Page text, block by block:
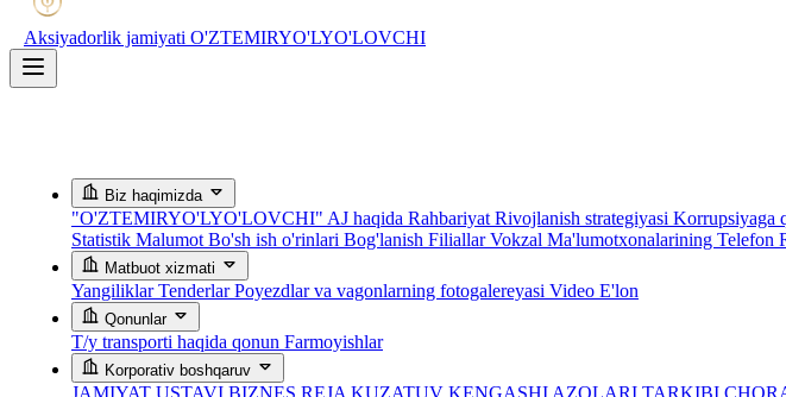
Aksiyadorlik jamiyati O'ZTEMIRYO'LYO'LOVCHI
Biz haqimizda
"O'ZTEMIRYO'LYO'LOVCHI" AJ haqida Rahbariyat Rivojlanish strategiyasi Korrupsiyaga
Statistik Malumot Bo'sh ish o'rinlari Bog'lanish FiliallarVokzal Ma'lumotxonalarining Telefon
Matbuot xizmati
YangiliklarTenderlarPoyezdlar va vagonlarning fotogalereyasi Video E'lon
Qonunlar
T/y transporti haqida qonun Farmoyishlar
Korporativ boshqaruv
JAMIYAT USTAVI BIZNES REJA KUZATUV KENGASHI AZOLARI TARKIBI